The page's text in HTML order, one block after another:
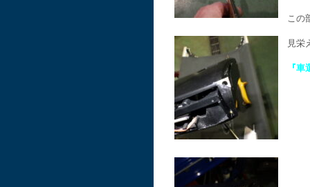
この
見栄
『